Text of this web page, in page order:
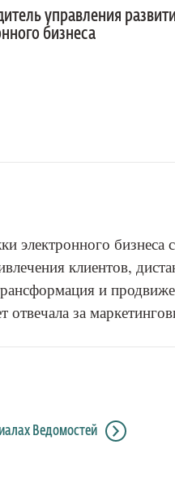
управления
бизнеса
электронного
клиентов,
и
за
Ведомостей